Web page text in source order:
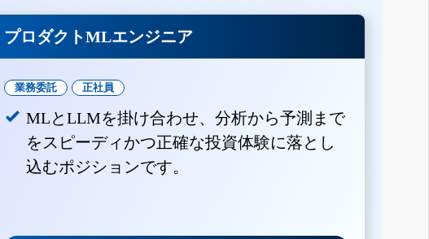
プロダクトMLエンジニア
業務委託 正社員
MLとLLMを掛け合わせ、分析から予測まで
をスピーディかつ正確な投資体験に落とし
込むポジションです。